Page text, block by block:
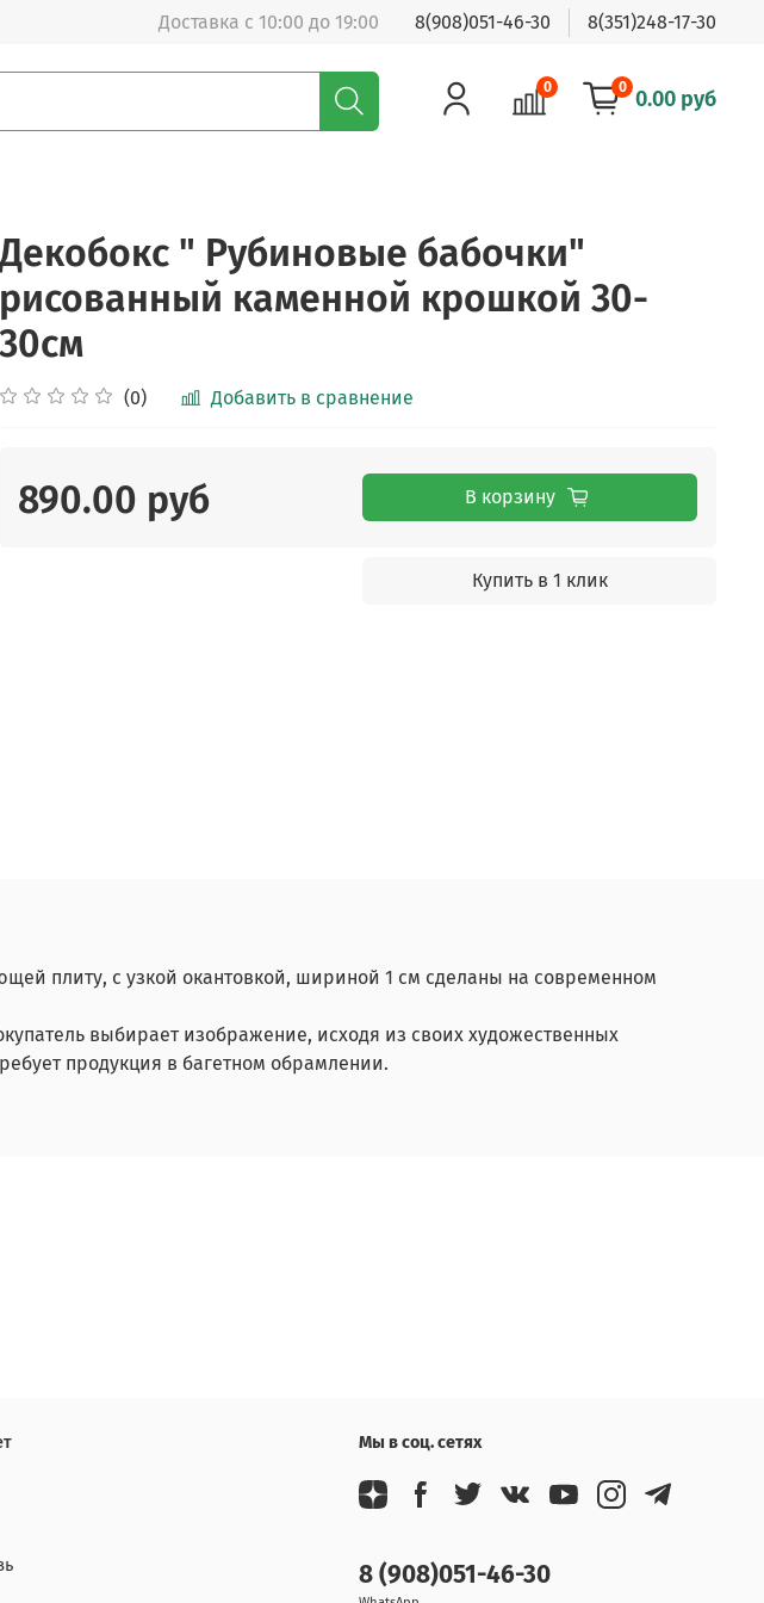
Доставка с 10:00 до 19:00 8(908)051-46-30 8(351)248-17-30
0 0 0.00 руб
Декобокс " Рубиновые бабочки"
рисованный каменной крошкой 30-
30см
(0) Добавить в сравнение
890.00 руб В корзину
Купить в 1 клик
плиту, с узкой окантовкой, шириной 1 см сделаны на современном
выбирает изображение, исходя из своих художественных
продукция в багетном обрамлении.
Мы в соц. сетях
8 (908)051-46-30